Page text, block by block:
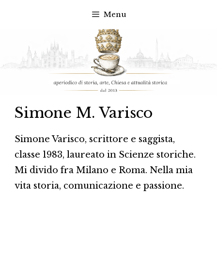
contenuto
Menu
Simone M. Varisco
Simone Varisco, scrittore e saggista,
classe 1983, laureato in Scienze storiche.
Mi divido fra Milano e Roma. Nella mia
vita storia, comunicazione e passione.